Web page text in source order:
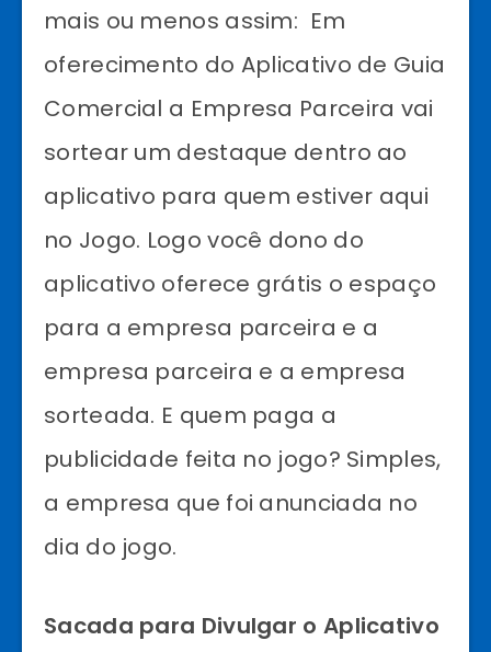
mais ou menos assim: Em
oferecimento do Aplicativo de Guia
Comercial a Empresa Parceira vai
sortear um destaque dentro ao
aplicativo para quem estiver aqui
no Jogo. Logo você dono do
aplicativo oferece grátis o espaço
para a empresa parceira e a
empresa parceira e a empresa
sorteada. E quem paga a
publicidade feita no jogo? Simples,
a empresa que foi anunciada no
dia do jogo.
Sacada para Divulgar o Aplicativo